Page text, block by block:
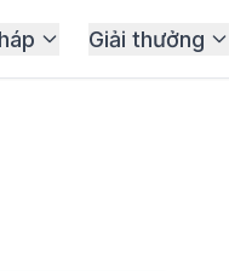
Giải thưởng